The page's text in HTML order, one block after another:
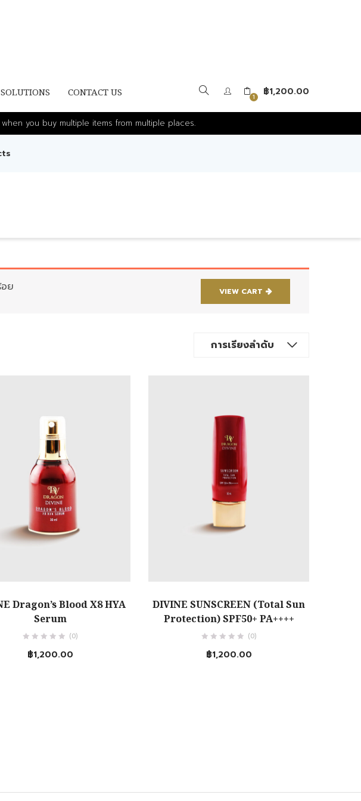
CONTACT US 1 ฿1,200.00
you buy multiple items from multiple places.
VIEW CART
อย
การเรียงลำดับ
Dragon’s Blood X8 HYA
Serum
(0)
฿1,200.00
DIVINE SUNSCREEN (Total Sun
Protection) SPF50+ PA++++
(0)
฿1,200.00
0